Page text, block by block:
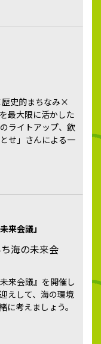
歴史的まちなみ×
最大限に活かした
ライトアップ、飲
せ」さんによる一
来会議」
来会議』を開催し
えして、海の環境
に考えましょう。